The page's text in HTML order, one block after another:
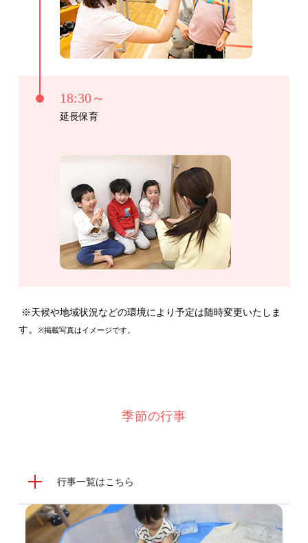
18:30～
延長保育
※天候や地域状況などの環境により予定は随時変更いたしま
す。
※掲載写真はイメージです。
季節の行事
行事一覧はこちら